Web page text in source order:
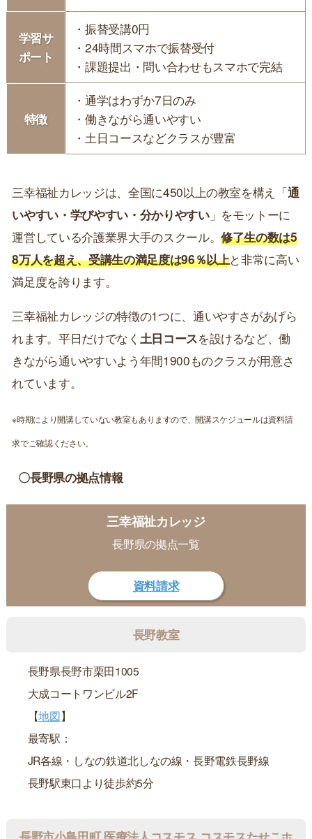
学習サ
ポート
・振替受講0円
・24時間スマホで振替受付
・課題提出・問い合わせもスマホで完結
特徴
・通学はわずか7日のみ
・働きながら通いやすい
・土日コースなどクラスが豊富
三幸福祉カレッジは、全国に450以上の教室を構え「通
いやすい・学びやすい・分かりやすい」をモットーに
運営している介護業界大手のスクール。修了生の数は5
8万人を超え、受講生の満足度は96％以上と非常に高い
満足度を誇ります。
三幸福祉カレッジの特徴の1つに、通いやすさがあげら
れます。平日だけでなく 土日コースを設けるなど、働
きながら通いやすいよう年間1900ものクラスが用意さ
れています。
※時期により開講していない教室もありますので、開講スケジュールは資料請
求でご確認ください。
〇長野県の拠点情報
三幸福祉カレッジ
長野県の拠点一覧
資料請求
長野教室
長野県長野市栗田1005
大成コートワンビル2F
【地図】
最寄駅：
JR各線・しなの鉄道北しなの線・長野電鉄長野線
長野駅東口より徒歩約5分